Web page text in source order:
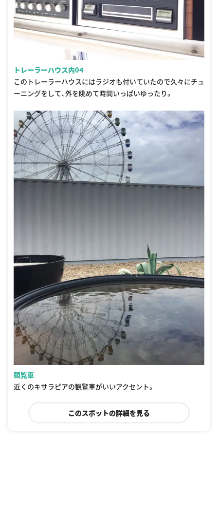
トレーラーハウス内04
このトレーラーハウスにはラジオも付いていたので久々にチュ
ーニングをして、外を眺めて時間いっぱいゆったり。
観覧車
近くのキサラピアの観覧車がいいアクセント。
このスポットの詳細を見る